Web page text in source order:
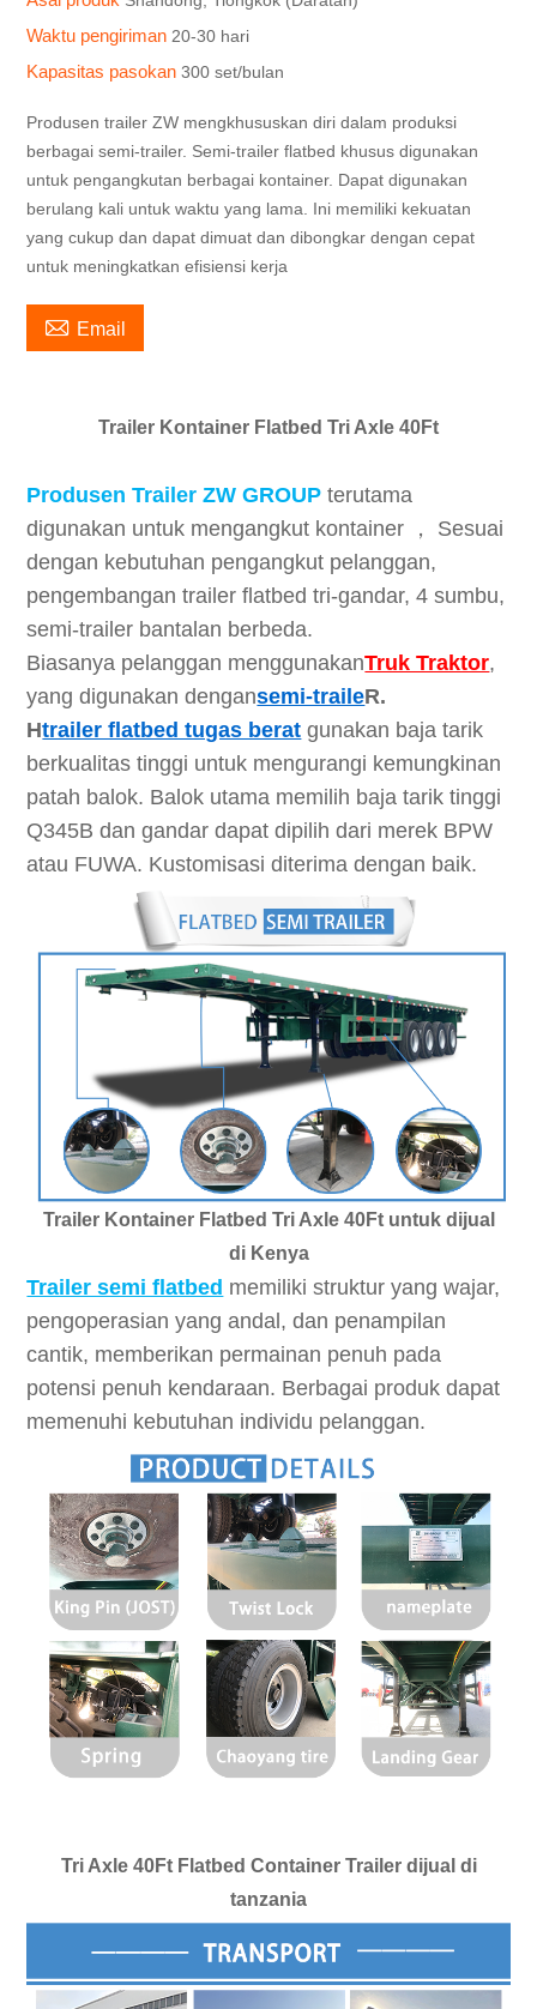
Waktu pengiriman 20-30 hari
Kapasitas pasokan300 set/bulan
Produsen trailer ZW mengkhususkan diri dalam produksi
berbagai semi-trailer. Semi-trailer flatbed khusus digunakan
untuk pengangkutan berbagai kontainer. Dapat digunakan
berulang kali untuk waktu yang lama. Ini memiliki kekuatan
yang cukup dan dapat dimuat dan dibongkar dengan cepat
untuk meningkatkan efisiensi kerja
 Email
Trailer Kontainer Flatbed Tri Axle 40Ft
Produsen Trailer ZW GROUP terutama
digunakan untuk mengangkut kontainer ， Sesuai
dengan kebutuhan pengangkut pelanggan,
pengembangan trailer flatbed tri-gandar, 4 sumbu,
semi-trailer bantalan berbeda.
Biasanya pelanggan menggunakanTruk Traktor,
yang digunakan dengansemi-traileR.
Htrailer flatbed tugas berat gunakan baja tarik
berkualitas tinggi untuk mengurangi kemungkinan
patah balok. Balok utama memilih baja tarik tinggi
Q345B dan gandar dapat dipilih dari merek BPW
atau FUWA. Kustomisasi diterima dengan baik.
Trailer Kontainer Flatbed Tri Axle 40Ft untuk dijual
di Kenya
Trailer semi flatbed memiliki struktur yang wajar,
pengoperasian yang andal, dan penampilan
cantik, memberikan permainan penuh pada
potensi penuh kendaraan. Berbagai produk dapat
memenuhi kebutuhan individu pelanggan.
Tri Axle 40Ft Flatbed Container Trailer dijual di
tanzania